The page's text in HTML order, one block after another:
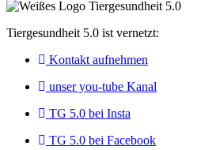
Tiergesundheit 5.0 ist vernetzt:
Kontakt aufnehmen
unser you-tube Kanal
TG 5.0 bei Insta
TG 5.0 bei Facebook